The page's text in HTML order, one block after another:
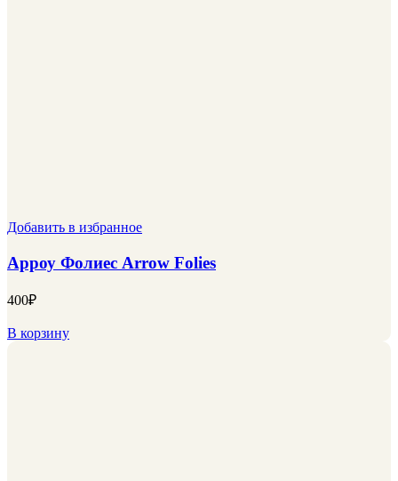
Добавить в избранное
Арроу Фолиес Arrow Folies
400₽
В корзину